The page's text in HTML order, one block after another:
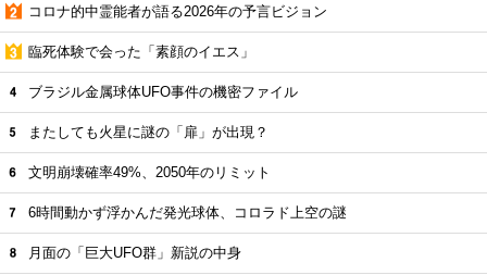
コロナ的中霊能者が語る2026年の予言ビジョン
臨死体験で会った「素顔のイエス」
ブラジル金属球体UFO事件の機密ファイル
またしても火星に謎の「扉」が出現？
文明崩壊確率49%、2050年のリミット
6時間動かず浮かんだ発光球体、コロラド上空の謎
月面の「巨大UFO群」新説の中身